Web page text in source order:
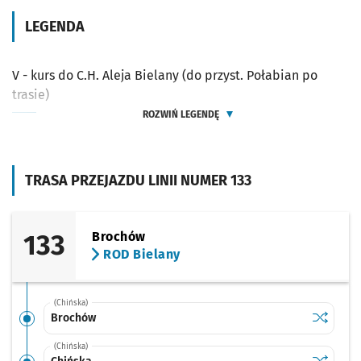
TRASA PRZEJAZDU LINII NUMER 133
133
Brochów
ROD Bielany
(Chińska)
Brochów Sprawdź
Brochów
(Chińska)
LEGENDA
V - kurs do C.H. Aleja Bielany (do przyst. Połabian po
trasie)
ROZWIŃ LEGENDĘ